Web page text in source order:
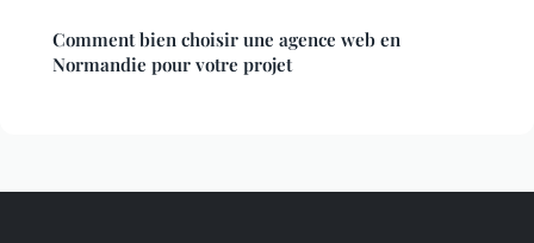
Comment bien choisir une agence web en
Normandie pour votre projet